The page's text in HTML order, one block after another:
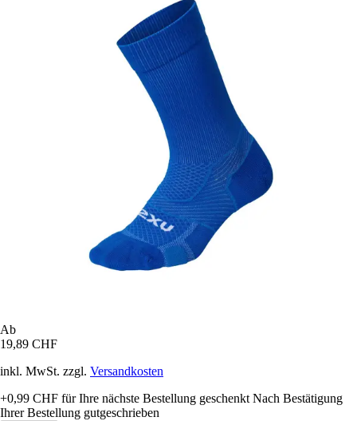
Ab
19,89 CHF
inkl. MwSt. zzgl. Versandkosten
+0,99 CHF für Ihre nächste Bestellung geschenkt Nach Bestätigung
Ihrer Bestellung gutgeschrieben